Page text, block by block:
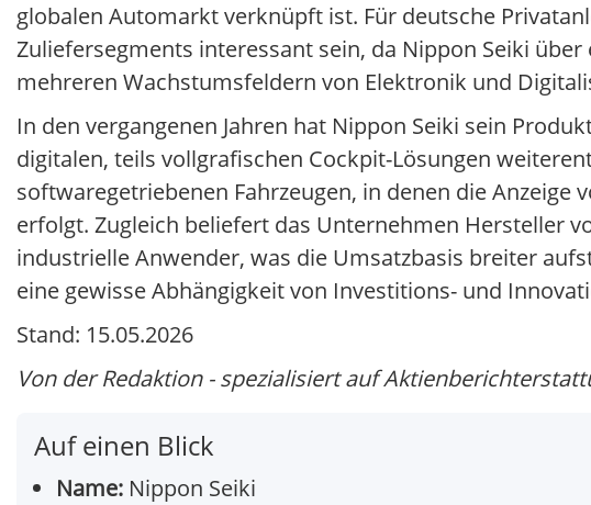
globalen Automarkt verknüpft ist. Für deutsche
Zuliefersegments interessant sein, da Nippon Seiki
mehreren Wachstumsfeldern von Elektronik und
In den vergangenen Jahren hat Nippon Seiki sein
digitalen, teils vollgrafischen Cockpit-Lösungen
softwaregetriebenen Fahrzeugen, in denen die
erfolgt. Zugleich beliefert das Unternehmen Hersteller
industrielle Anwender, was die Umsatzbasis breiter
eine gewisse Abhängigkeit von Investitions- und
Stand: 15.05.2026
Von der Redaktion - spezialisiert auf
Auf einen Blick
Name: Nippon Seiki